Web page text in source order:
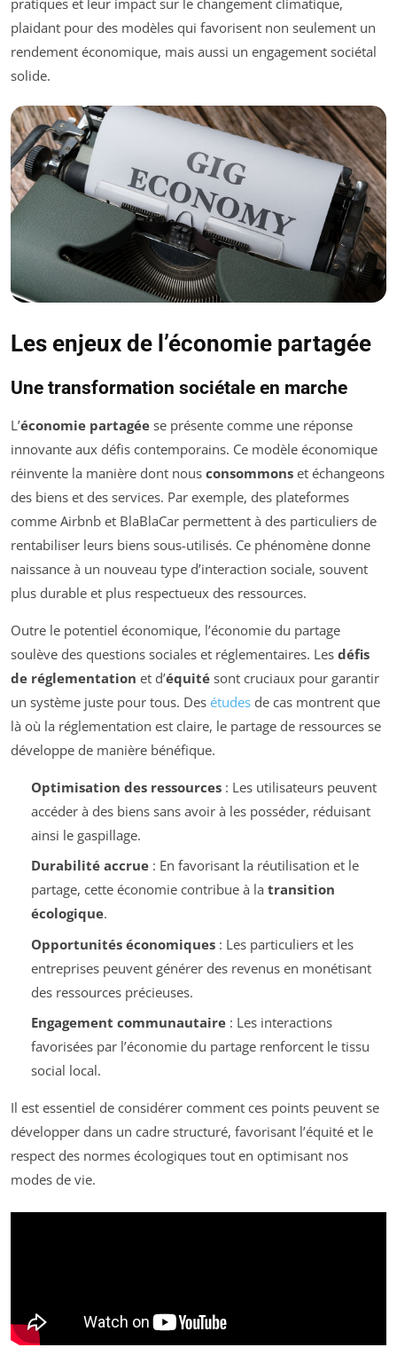
pratiques et leur impact sur le changement climatique,
plaidant pour des modèles qui favorisent non seulement un
rendement économique, mais aussi un engagement sociétal
solide.
Les enjeux de l’économie partagée
Une transformation sociétale en marche
L’économie partagée se présente comme une réponse
innovante aux défis contemporains. Ce modèle économique
réinvente la manière dont nous consommons et échangeons
des biens et des services. Par exemple, des plateformes
comme Airbnb et BlaBlaCar permettent à des particuliers de
rentabiliser leurs biens sous-utilisés. Ce phénomène donne
naissance à un nouveau type d’interaction sociale, souvent
plus durable et plus respectueux des ressources.
Outre le potentiel économique, l’économie du partage
soulève des questions sociales et réglementaires. Les défis
de réglementation et d’équité sont cruciaux pour garantir
un système juste pour tous. Des études de cas montrent que
là où la réglementation est claire, le partage de ressources se
développe de manière bénéfique.
Optimisation des ressources: Les utilisateurs peuvent
accéder à des biens sans avoir à les posséder, réduisant
ainsi le gaspillage.
Durabilité accrue: En favorisant la réutilisation et le
partage, cette économie contribue à la transition
écologique.
Opportunités économiques: Les particuliers et les
entreprises peuvent générer des revenus en monétisant
des ressources précieuses.
Engagement communautaire: Les interactions
favorisées par l’économie du partage renforcent le tissu
social local.
Il est essentiel de considérer comment ces points peuvent se
développer dans un cadre structuré, favorisant l’équité et le
respect des normes écologiques tout en optimisant nos
modes de vie.